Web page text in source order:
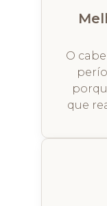
O
que